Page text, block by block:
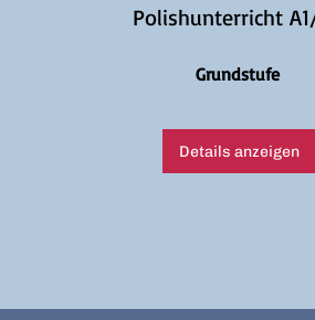
Polishunterricht
Grundstufe
Details anzeigen